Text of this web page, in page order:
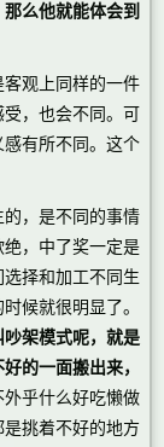
么他就能体会到
观上同样的一件
，也会不同。可
有所不同。这个
，是不同的事情
，中了奖一定是
选择和加工不同生
候就很明显了。
架模式呢，就是
的一面搬出来，
外乎什么好吃懒做
挑着不好的地方